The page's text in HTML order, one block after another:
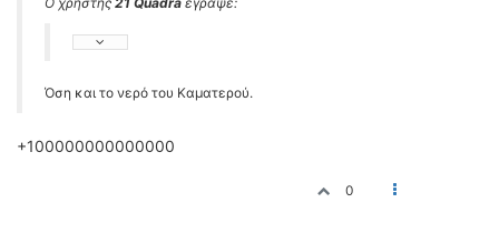
Όση και το νερό του Καματερού.
+100000000000000
0